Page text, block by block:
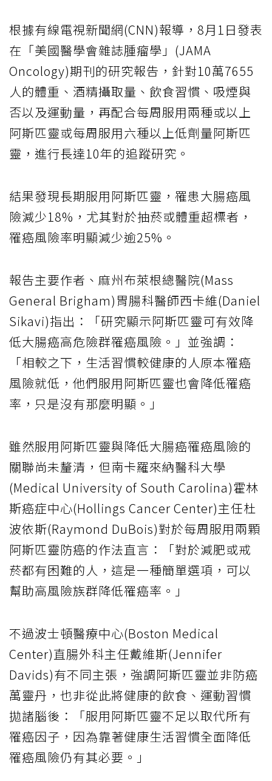
根據有線電視新聞網(CNN)報導，8月1日發表
在「美國醫學會雜誌腫瘤學」(JAMA
Oncology)期刊的研究報告，針對10萬7655
人的體重、酒精攝取量、飲食習慣、吸煙與
否以及運動量，再配合每周服用兩種或以上
阿斯匹靈或每周服用六種以上低劑量阿斯匹
靈，進行長達10年的追蹤研究。
結果發現長期服用阿斯匹靈，罹患大腸癌風
險減少18%，尤其對於抽菸或體重超標者，
罹癌風險率明顯減少逾25%。
報告主要作者、麻州布萊根總醫院(Mass
General Brigham)胃腸科醫師西卡維(Daniel
Sikavi)指出：「研究顯示阿斯匹靈可有效降
低大腸癌高危險群罹癌風險。」並強調：
「相較之下，生活習慣較健康的人原本罹癌
風險就低，他們服用阿斯匹靈也會降低罹癌
率，只是沒有那麼明顯。」
雖然服用阿斯匹靈與降低大腸癌罹癌風險的
關聯尚未釐清，但南卡羅來納醫科大學
(Medical University of South Carolina)霍林
斯癌症中心(Hollings Cancer Center)主任杜
波依斯(Raymond DuBois)對於每周服用兩顆
阿斯匹靈防癌的作法直言：「對於減肥或戒
菸都有困難的人，這是一種簡單選項，可以
幫助高風險族群降低罹癌率。」
不過波士頓醫療中心(Boston Medical
Center)直腸外科主任戴維斯(Jennifer
Davids)有不同主張，強調阿斯匹靈並非防癌
萬靈丹，也非從此將健康的飲食、運動習慣
拋諸腦後：「服用阿斯匹靈不足以取代所有
罹癌因子，因為靠著健康生活習慣全面降低
罹癌風險仍有其必要。」